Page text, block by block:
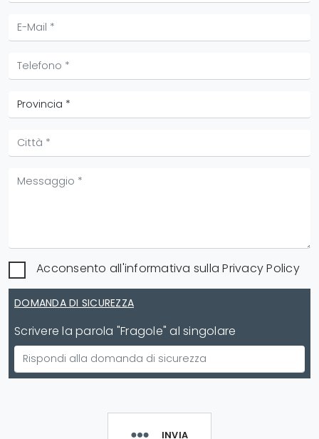
Acconsento all'informativa sullaPrivacy Policy
DOMANDA DI SICUREZZA
Scrivere la parola "Fragole" al singolare
INVIA